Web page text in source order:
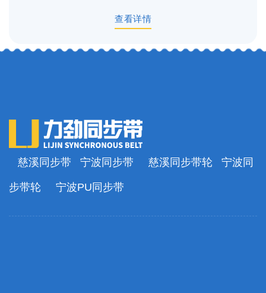
查看详情
慈溪同步带 宁波同步带 慈溪同步带轮 宁波同
步带轮 宁波PU同步带